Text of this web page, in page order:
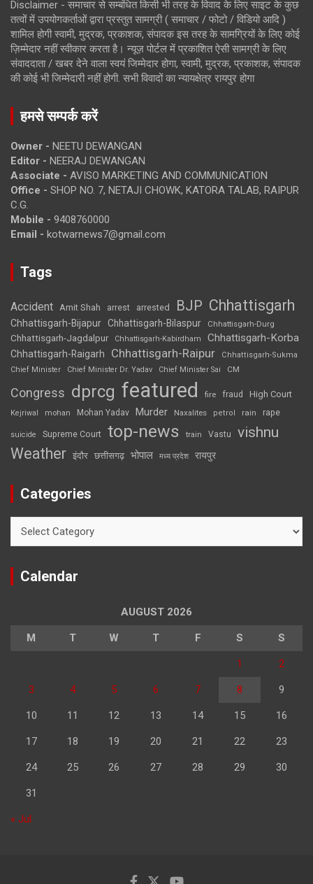
Disclaimer - समाचार से सम्बंधित किसी भी तरह के विवाद के लिए साइट के कुछ
तत्वों में उपयोगकर्ताओं द्वारा प्रस्तुत सामग्री ( समाचार / फोटो / विडियो आदि )
शामिल होगी स्वामी, मुद्रक, प्रकाशक, संपादक इस तरह के सामग्रियों के लिए कोई
ज़िम्मेदार नहीं स्वीकार करता है। न्यूज़ पोर्टल में प्रकाशित ऐसी सामग्री के लिए
संवाददाता / खबर देने वाला स्वयं जिम्मेदार होगा, स्वामी, मुद्रक, प्रकाशक, संपादक
की कोई भी जिम्मेदारी नहीं होगी. सभी विवादों का न्यायक्षेत्र रायपुर होगा
हमसे सम्पर्क करें
Owner - NEETU DEWANGAN
Editor - NEERAJ DEWANGAN
Associate - AVISO MARKETING AND COMMUNICATION
Office - SHOP NO. 7, NETAJI CHOWK, KATORA TALAB, RAIPUR
C.G.
Mobile - 9408760000
Email - kotwarnews7@gmail.com
Tags
Accident Amit Shah arrest arrested BJP Chhattisgarh
Chhattisgarh-Bijapur Chhattisgarh-Bilaspur Chhattisgarh-Durg
Chhattisgarh-Jagdalpur Chhattisgarh-Kabirdham Chhattisgarh-Korba
Chhattisgarh-Raigarh Chhattisgarh-Raipur
Chhattisgarh-Sukma
Chief Minister
Chief Minister Dr. Yadav Chief Minister Sai CM
Congress dprcg featured fire fraud High Court
Kejriwal mohan Mohan Yadav Murder Naxalites petrol rain rape
suicide Supreme Court top-news train Vastu vishnu
Weather इंदौर छत्तीसगढ़ भोपाल मध्य प्रदेश रायपुर
Categories
Calendar
AUGUST 2026
M T W T F S S
1 2
3 4 5 6 7 8 9
10 11 12 13 14 15 16
17 18 19 20 21 22 23
24 25 26 27 28 29 30
31
« Jul